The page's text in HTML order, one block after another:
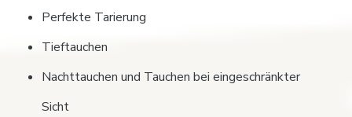
Perfekte Tarierung
Tieftauchen
Nachttauchen und Tauchen bei eingeschränkter
Sicht